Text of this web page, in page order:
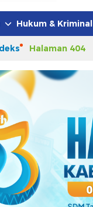
Hukum & Kriminal
Halaman 404